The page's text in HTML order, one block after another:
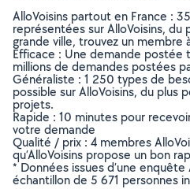
AlloVoisins partout en France :
représentées sur AlloVoisins, du
grande ville, trouvez un membre
Efficace : Une demande postée
millions de demandes postées
Généraliste : 1 250 types de
possible sur AlloVoisins, du plus
projets.
Rapide : 10 minutes pour
votre demande
Qualité / prix : 4 membres
qu’AlloVoisins propose un bon
* Données issues d’une enquête
échantillon de 5 671 personnes